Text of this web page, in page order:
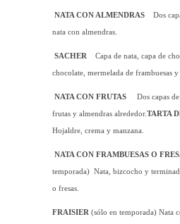
NATA CON ALMENDRAS Dos
nata con almendras.
SACHER Capa de nata, capa de
chocolate, mermelada de frambuesas
NATA CON FRUTAS Dos capas
frutas y almendras alrededor.TARTA
Hojaldre, crema y manzana.
NATA CON FRAMBUESAS O
temporada) Nata, bizcocho y
o fresas.
FRAISIER (sólo en temporada) Nata